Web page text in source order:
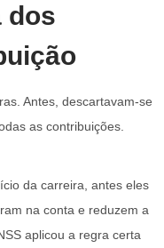
dos
Antes, descartavam-se
as contribuições.
da carreira, antes eles
na conta e reduzem a
aplicou a regra certa